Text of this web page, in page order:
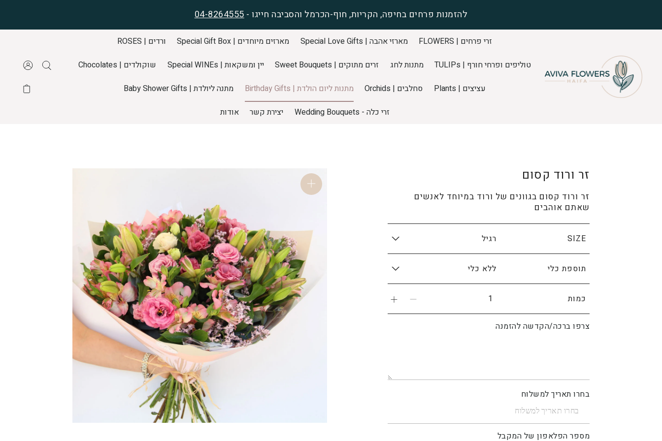
להזמנות פרחים בחיפה, הקריות, חוף-הכרמל והסביבה חייגו -04-8264555
זרי פרחים | FLOWERS מארזי אהבה | Special Love Gifts מארזים מיוחדים | Special Gift Box
ורדים | ROSES
טוליפים ופרחי חורף | TULIPs
מתנות לחג זרים מתוקים | Sweet Bouquets יין ומשקאות | Special WINEs
שוקולדים | Chocolates
עציצים | Plants
סחלבים | Orchids מתנות ליום הולדת | Birthday Gifts
מתנה ליולדת | Baby Shower Gifts
זרי כלה - Wedding Bouquets
יצירת קשר אודות
זר ורוד קסום
זר ורוד קסום בגוונים של ורוד במיוחד לאנשים
שאתם אוהבים
SIZE
תוספת כלי
כמות
צרפו ברכה/הקדשה להזמנה
בחרו תאריך למשלוח
מספר הפלאפון של המקבל